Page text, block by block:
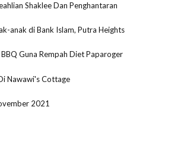
Shaklee Dan Penghantaran
anak di Bank Islam, Putra Heights
Guna Rempah Diet Paparoger
Nawawi's Cottage
2021